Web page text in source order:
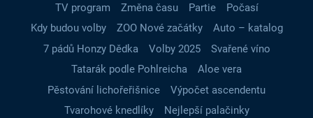
TV program
Změna času Partie
Počasí
Kdy budou volby
ZOO Nové začátky
Auto – katalog
7 pádů Honzy Dědka
Volby 2025
Svařené víno
Tatarák podle Pohlreicha
Aloe vera
Pěstování lichořeřišnice
Výpočet ascendentu
Tvarohové knedlíky
Nejlepší palačinky